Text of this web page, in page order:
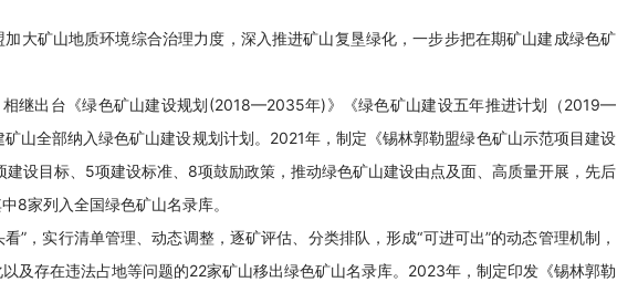
大矿山地质环境综合治理力度，深入推进矿山复垦绿化，一步步把在期矿山建成绿色矿
相继出台《绿色矿山建设规划(2018—2035年)》《绿色矿山建设五年推进计划（2019—
山全部纳入绿色矿山建设规划计划。2021年，制定《锡林郭勒盟绿色矿山示范项目建设
设目标、5项建设标准、8项鼓励政策，推动绿色矿山建设由点及面、高质量开展，先后
8家列入全国绿色矿山名录库。
”，实行清单管理、动态调整，逐矿评估、分类排队，形成“可进可出”的动态管理机制，
及存在违法占地等问题的22家矿山移出绿色矿山名录库。2023年，制定印发《锡林郭勒